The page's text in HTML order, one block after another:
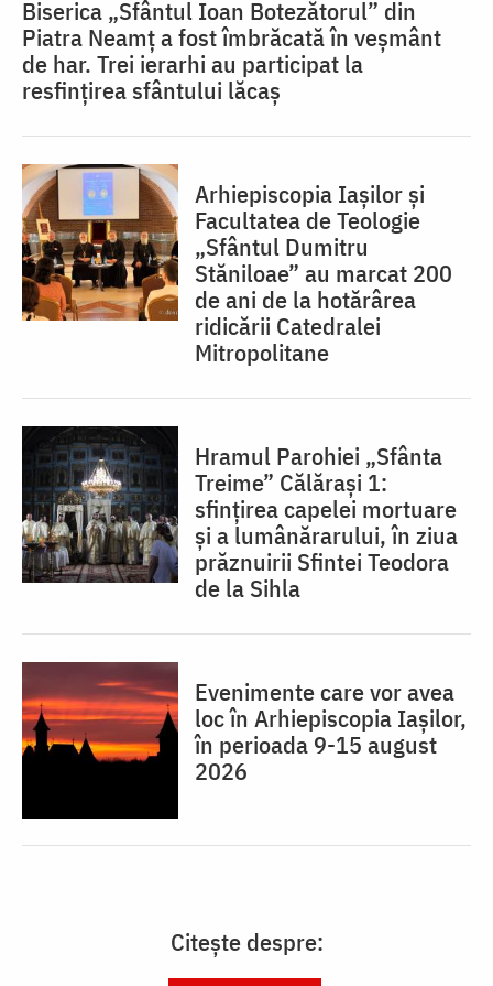
Biserica „Sfântul Ioan Botezătorul” din
Piatra Neamț a fost îmbrăcată în veșmânt
de har. Trei ierarhi au participat la
resfințirea sfântului lăcaș
Arhiepiscopia Iașilor și
Facultatea de Teologie
„Sfântul Dumitru
Stăniloae” au marcat 200
de ani de la hotărârea
ridicării Catedralei
Mitropolitane
Hramul Parohiei „Sfânta
Treime” Călărași 1:
sfințirea capelei mortuare
și a lumânărarului, în ziua
prăznuirii Sfintei Teodora
de la Sihla
Evenimente care vor avea
loc în Arhiepiscopia Iaşilor,
în perioada 9-15 august
2026
Citește despre: